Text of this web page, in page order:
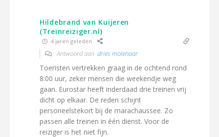
Hildebrand van Kuijeren
(Treinreiziger.nl)
4 jaren geleden
Antwoord aan dries molenaar
Toeristen vertrekken graag in de ochtend rond
8:00 uur, zeker mensen die weekendje weg
gaan. Eurostar heeft inderdaad drie treinen vrij
dicht op elkaar. De reden schijnt
personeelstekort bij de marachaussee. Zo
passen alle treinen in één dienst. Voor de
reiziger is het niet fijn.